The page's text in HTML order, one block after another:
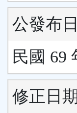
公發布日
民國 69
修正日期